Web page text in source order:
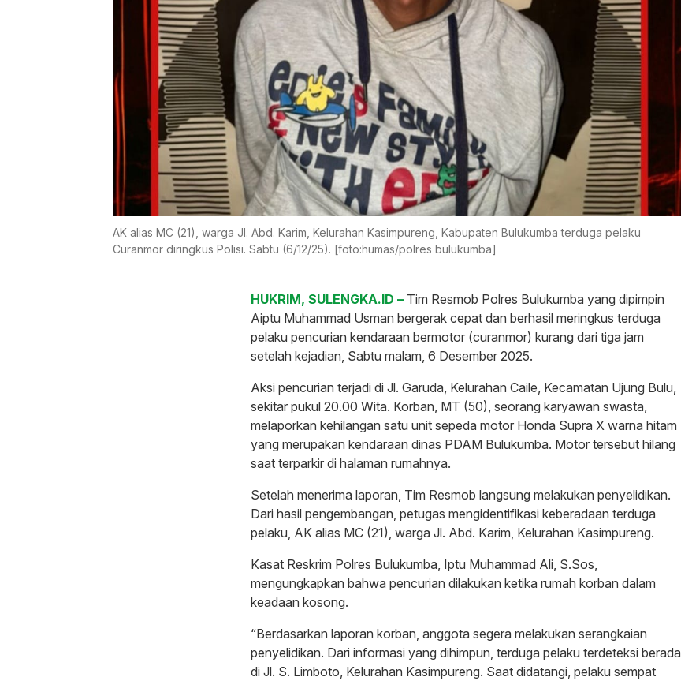
AK alias MC (21), warga Jl. Abd. Karim, Kelurahan Kasimpureng, Kabupaten Bulukumba terduga pelaku
Curanmor diringkus Polisi. Sabtu (6/12/25). [foto:humas/polres bulukumba]
HUKRIM, SULENGKA.ID – Tim Resmob Polres Bulukumba yang dipimpin
Aiptu Muhammad Usman bergerak cepat dan berhasil meringkus terduga
pelaku pencurian kendaraan bermotor (curanmor) kurang dari tiga jam
setelah kejadian, Sabtu malam, 6 Desember 2025.
Aksi pencurian terjadi di Jl. Garuda, Kelurahan Caile, Kecamatan Ujung Bulu,
sekitar pukul 20.00 Wita. Korban, MT (50), seorang karyawan swasta,
melaporkan kehilangan satu unit sepeda motor Honda Supra X warna hitam
yang merupakan kendaraan dinas PDAM Bulukumba. Motor tersebut hilang
saat terparkir di halaman rumahnya.
Setelah menerima laporan, Tim Resmob langsung melakukan penyelidikan.
Dari hasil pengembangan, petugas mengidentifikasi keberadaan terduga
pelaku, AK alias MC (21), warga Jl. Abd. Karim, Kelurahan Kasimpureng.
Kasat Reskrim Polres Bulukumba, Iptu Muhammad Ali, S.Sos,
mengungkapkan bahwa pencurian dilakukan ketika rumah korban dalam
keadaan kosong.
“Berdasarkan laporan korban, anggota segera melakukan serangkaian
penyelidikan. Dari informasi yang dihimpun, terduga pelaku terdeteksi berada
di Jl. S. Limboto, Kelurahan Kasimpureng. Saat didatangi, pelaku sempat